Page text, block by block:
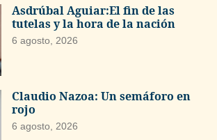
Asdrúbal Aguiar:El fin de las
tutelas y la hora de la nación
6 agosto, 2026
Claudio Nazoa: Un semáforo en
rojo
6 agosto, 2026